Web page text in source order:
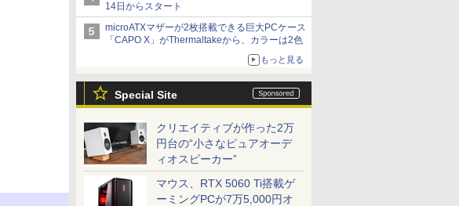
14日からスタート
microATXマザーが2枚搭載できる巨大PCケース
「CAPO X」がThermaltakeから、カラーは2色
もっと見る
Special Site
クリエイティブが作った2万
円台の“小さなピュアオーデ
ィオスピーカー”
マウス、RTX 5060 Ti搭載ゲ
ーミングPCが7万5,000円オ